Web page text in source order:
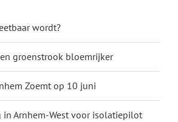
wordt?
groenstrook bloemrijker
Zoemt op 10 juni
in Arnhem-West voor isolatiepilot